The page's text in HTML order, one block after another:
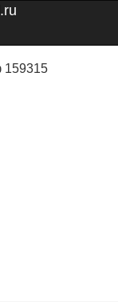
159315